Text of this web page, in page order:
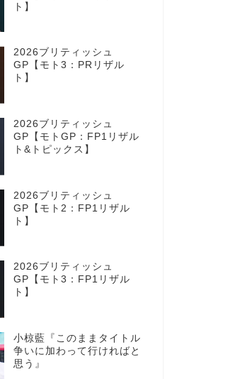
ト】
2026ブリティッシュ
GP【モト3：PRリザル
ト】
2026ブリティッシュ
GP【モトGP：FP1リザル
ト&トピックス】
2026ブリティッシュ
GP【モト2：FP1リザル
ト】
2026ブリティッシュ
GP【モト3：FP1リザル
ト】
小椋藍『このままタイトル
争いに加わって行ければと
思う』